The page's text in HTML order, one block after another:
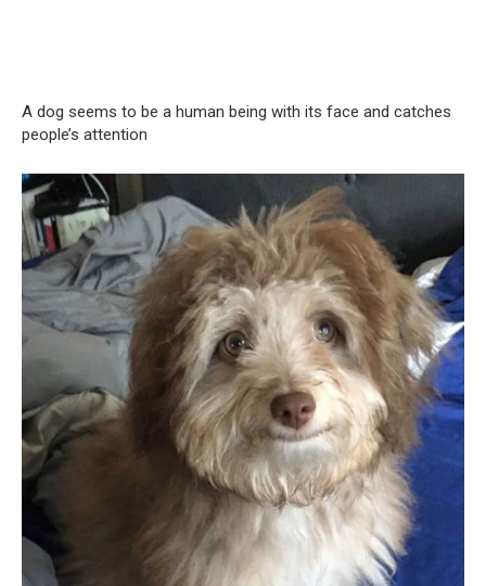
A dog seems to be a human being with its face and catches
people’s attention